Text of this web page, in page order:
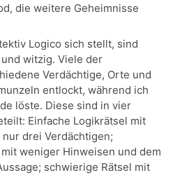
die weitere Geheimnisse
Logico sich stellt, sind
witzig. Viele der
Verdächtige, Orte und
entlockt, während ich
löste. Diese sind in vier
Einfache Logikrätsel mit
drei Verdächtigen;
weniger Hinweisen und dem
schwierige Rätsel mit